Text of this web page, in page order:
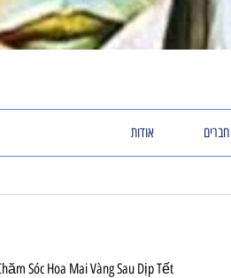
חברים אודות
Sóc Hoa Mai Vàng Sau Dịp Tết